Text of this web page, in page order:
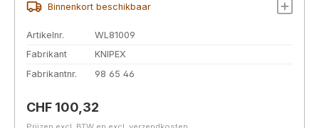
Binnenkort beschikbaar
Artikelnr.
WL81009
Fabrikant
KNIPEX
Fabrikantnr.
98 65 46
Normale prijs:
CHF 100,32